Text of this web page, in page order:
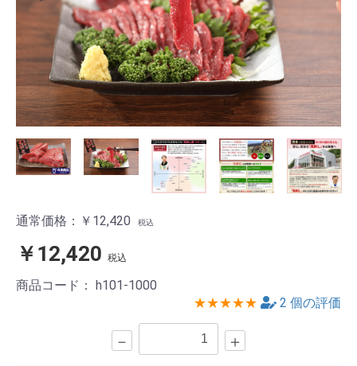
通常価格：￥12,420 税込
￥12,420 税込
商品コード： h101-1000
★★★★★
2 個の評価
－ ＋